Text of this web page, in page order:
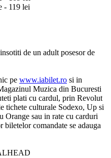
- 119 lei
de un adult posesor de
pe www.iabilet.ro si in
Muzica din Bucuresti
plati cu cardul, prin Revolut
tichete culturale Sodexo, Up si
Orange sau in rate cu carduri
comandate se adauga